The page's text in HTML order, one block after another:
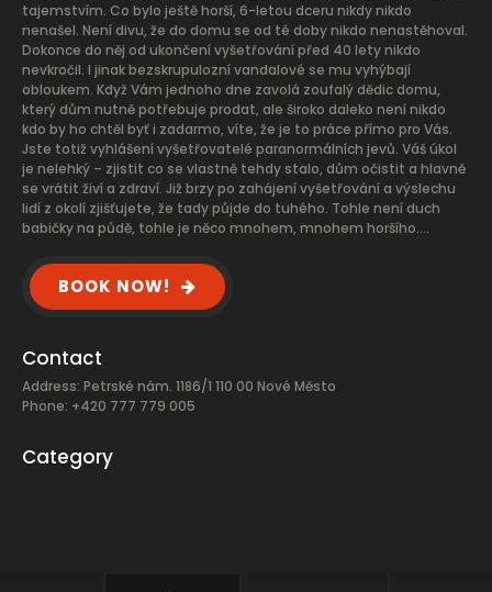
tajemstvím. Co bylo ještě horší, 6-letou dceru nikdy nikdo
nenašel. Není divu, že do domu se od té doby nikdo nenastěhoval.
Dokonce do něj od ukončení vyšetřování před 40 lety nikdo
nevkročil. I jinak bezskrupulozní vandalové se mu vyhýbají
obloukem. Když Vám jednoho dne zavolá zoufalý dědic domu,
který dům nutně potřebuje prodat, ale široko daleko není nikdo
kdo by ho chtěl byť i zadarmo, víte, že je to práce přímo pro Vás.
Jste totiž vyhlášení vyšetřovatelé paranormálních jevů. Váš úkol
je nelehký – zjistit co se vlastně tehdy stalo, dům očistit a hlavně
se vrátit živí a zdraví. Již brzy po zahájení vyšetřování a výslechu
lidí z okolí zjišťujete, že tady půjde do tuhého. Tohle není duch
babičky na půdě, tohle je něco mnohem, mnohem horšího….
BOOK NOW!
Contact
Address: Petrské nám. 1186/1 110 00 Nové Město
Phone: +420 777 779 005
Category